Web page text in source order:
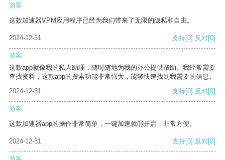
游客
这款加速器VPM应用程序已经为我们带来了无限的隐私和自由。
2024-12-31 支持[0] 反对[0]
游客
这款app就像我的私人助理，随时随地为我的办公提供帮助。我经常需要
查找资料，这款app的搜索功能非常强大，能够快速找到我需要的信息。
2024-12-31
支持[0] 反对[0]
游客
这款加速器app的操作非常简单，一键加速就能开启，非常方便。
2024-12-31 支持[0] 反对[0]